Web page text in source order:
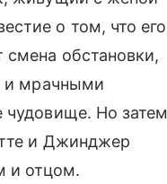
о том, что его
обстановки,
и мрачными
чудовище. Но затем
и Джинджер
и отцом.